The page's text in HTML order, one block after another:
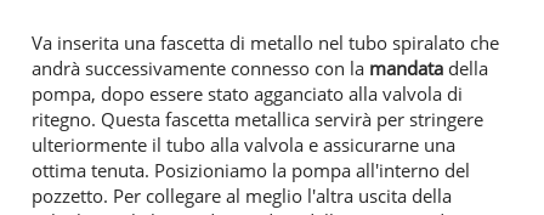
Va inserita una fascetta di metallo nel tubo spiralato che
andrà successivamente connesso con la mandata della
pompa, dopo essere stato agganciato alla valvola di
ritegno. Questa fascetta metallica servirà per stringere
ulteriormente il tubo alla valvola e assicurarne una
ottima tenuta. Posizioniamo la pompa all'interno del
pozzetto. Per collegare al meglio l'altra uscita della